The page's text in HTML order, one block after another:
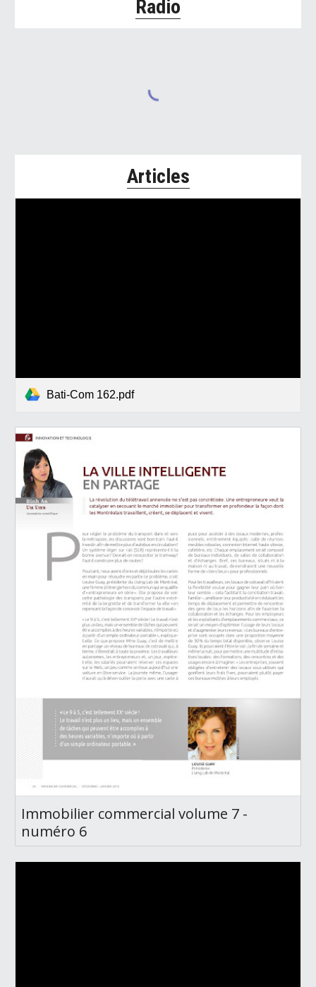
Radio
Articles
Bati-Com 162.pdf
Immobilier commercial volume 7 -
numéro 6